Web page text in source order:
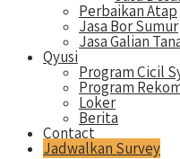
Perbaikan Atap
Jasa Bor Sumur
Jasa Galian
Qyusi
Program Cicil
Program
Loker
Berita
Contact
Jadwalkan Survey